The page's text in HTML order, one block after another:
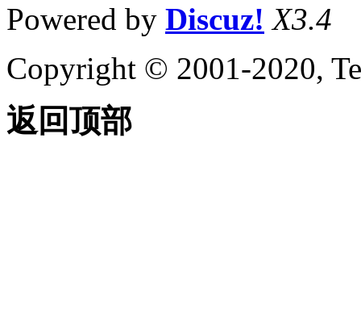
Powered by Discuz! X3.4
Copyright © 2001-2020,
返回顶部